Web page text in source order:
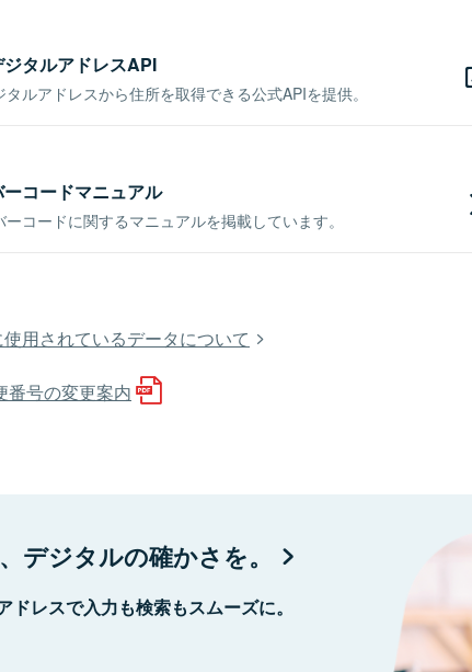
タルアドレスAPI
ルアドレスから住所を取得できる公式APIを提供。
コードマニュアル
コードに関するマニュアルを掲載しています。
用されているデータについて
番号の変更案内
デジタルの確かさを。
ドレスで入力も検索もスムーズに。